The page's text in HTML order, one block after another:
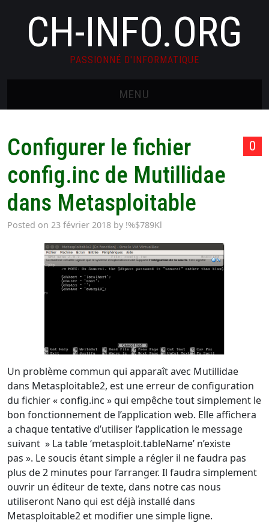
CH-INFO.ORG
PASSIONNÉ D'INFORMATIQUE
MENU
CONTACT
WHOAMI
GDPR PRIVACY POLICY
0
Configurer le fichier
config.inc de Mutillidae
dans Metasploitable
Posted on 23 février 2018 by !%$789Kl
Un problème commun qui apparaît avec Mutillidae
dans Metasploitable2, est une erreur de configuration
du fichier « config.inc » qui empêche tout simplement le
bon fonctionnement de l’application web. Elle affichera
a chaque tentative d’utiliser l’application le message
suivant » La table ‘metasploit.tableName’ n’existe
pas ». Le soucis étant simple a régler il ne faudra pas
plus de 2 minutes pour l’arranger. Il faudra simplement
ouvrir un éditeur de texte, dans notre cas nous
utiliseront Nano qui est déjà installé dans
Metasploitable2 et modifier une simple ligne.